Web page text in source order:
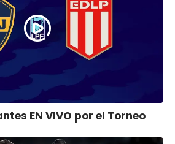
EN VIVO por el Torneo